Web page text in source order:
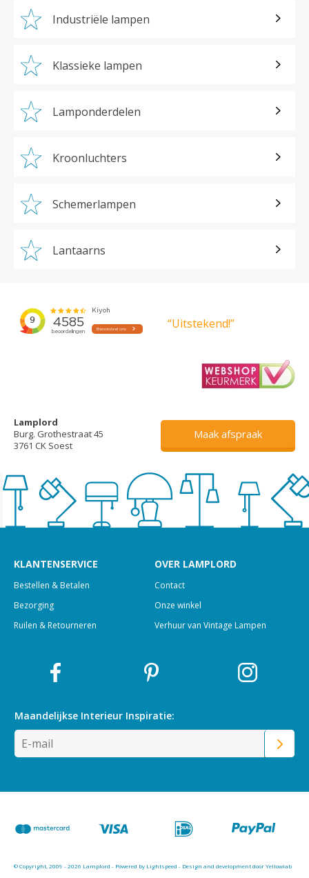
Industriële lampen
Klassieke lampen
Lamponderdelen
Kroonluchters
Schemerlampen
Lantaarns
“Uitstekend!”
Lamplord
Burg. Grothestraat 45
3761 CK Soest
Maak afspraak
KLANTENSERVICE
Bestellen & Betalen
Bezorging
Ruilen & Retourneren
OVER LAMPLORD
Contact
Onze winkel
Verhuur van Vintage Lampen
Maandelijkse Interieur Inspiratie:
© Copyright, 2009 - 2026 Lamplord - Powered by Lightspeed - Design and development door Yellowlab